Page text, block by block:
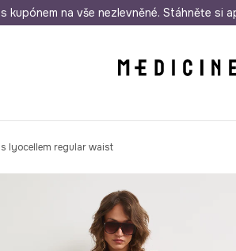
nákupu nad 1 200 Kč Odeslání i
s kupónem na vše nezlevněné. Stáhněte si
lyocellem regular waist